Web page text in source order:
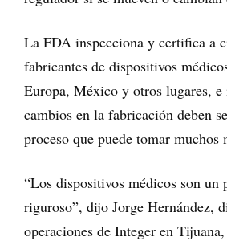
La FDA inspecciona y certifica a
fabricantes de dispositivos
Europa, México y otros lugares, e
cambios en la fabricación deben
proceso que puede tomar muchos
“Los dispositivos médicos son un
riguroso”, dijo Jorge Hernández,
operaciones de Integer en